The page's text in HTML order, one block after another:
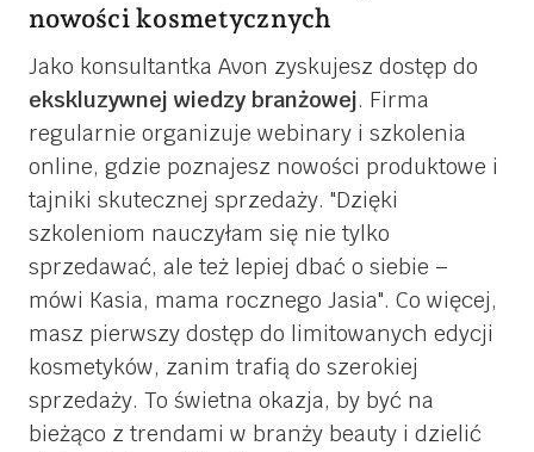
nowości kosmetycznych
Jako konsultantka Avon zyskujesz dostęp do
ekskluzywnej wiedzy branżowej. Firma
regularnie organizuje webinary i szkolenia
online, gdzie poznajesz nowości produktowe i
tajniki skutecznej sprzedaży. Dzięki
szkoleniom nauczyłam się nie tylko
sprzedawać, ale też lepiej dbać o siebie –
mówi Kasia, mama rocznego Jasia . Co więcej,
masz pierwszy dostęp do limitowanych edycji
kosmetyków, zanim trafią do szerokiej
sprzedaży. To świetna okazja, by być na
bieżąco z trendami w branży beauty i dzielić